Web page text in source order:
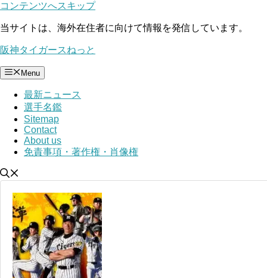
コンテンツへスキップ
当サイトは、海外在住者に向けて情報を発信しています。
阪神タイガースねっと
Menu
最新ニュース
選手名鑑
Sitemap
Contact
About us
免責事項・著作権・肖像権